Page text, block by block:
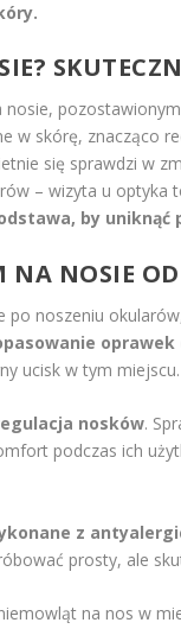
w skórę, znacząco
się sprawdzi w
– wizyta u
by uniknąć
NA NOSIE
po noszeniu
ucisk w tym miejscu.
nosków.
podczas ich
z
prosty, ale
na nos w